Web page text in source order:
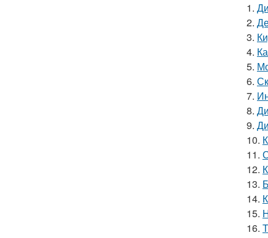
1.
2.
3.
4.
5.
6.
7.
8.
9.
10.
11.
12.
13.
14.
15.
16.